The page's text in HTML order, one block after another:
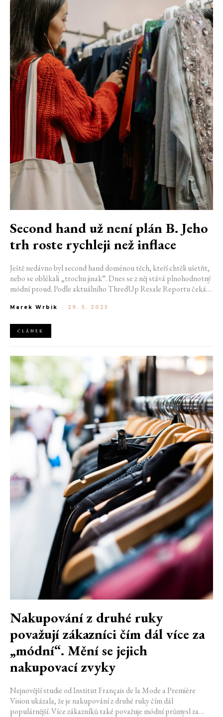
Second hand už není plán B. Jeho
trh roste rychleji než inflace
Ještě nedávno byl second hand doménou těch, kteří chtěli ušetřit,
nebo se oblékali „trochu jinak“. Dnes se z něj stává plnohodnotný
módní proud. Podle aktuálního ThredUp Resale Reportu čeká
dosáhnout hodnoty 367 miliard dolarů. Pro představu, to je vyšší
růstem stojí? Jednoznačně generace Z.
Marek Wrbik - 29. 5. 2025
ČLÁNEK
Nakupování z druhé ruky
považují zákazníci čím dál více za
„módní“. Mění se jejich
nakupovací zvyky
Nejnovější studie od Institut Français de la Mode a Première
Vision ukázala, že je nakupování z druhé ruky čím dál
populárnější. Více zákazníků také považuje módní průmysl za